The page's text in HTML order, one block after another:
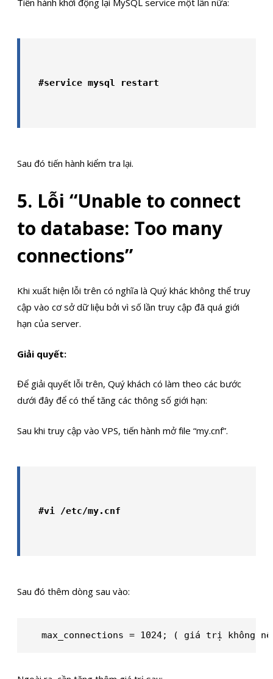
#service mysql restart
Sau đó tiến hành kiểm tra lại.
5. Lỗi “Unable to connect
to database: Too many
connections”
Khi xuất hiện lỗi trên có nghĩa là Quý khác không thể truy
cập vào cơ sở dữ liệu bởi vì số lần truy cập đã quá giới
hạn của server.
Giải quyết:
Để giải quyết lỗi trên, Quý khách có làm theo các bước
dưới đây để có thể tăng các thông số giới hạn:
Sau khi truy cập vào VPS, tiến hành mở file “my.cnf”.
#vi /etc/my.cnf
Sau đó thêm dòng sau vào:
max_connections = 1024; ( giá trị không